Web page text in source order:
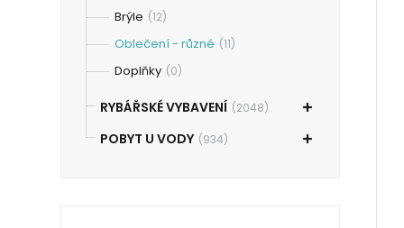
Brýle (12)
Oblečení - různé (11)
Doplňky (0)
RYBÁŘSKÉ VYBAVENÍ (2048)
POBYT U VODY (934)